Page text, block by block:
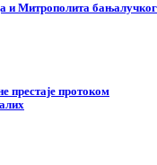
и Митрополита бањалучког
престаје протоком